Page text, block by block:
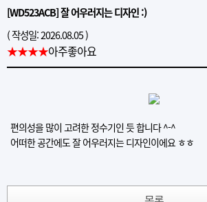
[WD523ACB] 잘 어우러지는 디자인 :)
( 작성일: 2026.08.05 )
★★★★아주좋아요
편의성을 많이 고려한 정수기인 듯 합니다 ^-^
어떠한 공간에도 잘 어우러지는 디자인이에요 ㅎㅎ